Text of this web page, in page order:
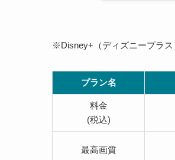
※Disney+（ディズニープラス
プラン名
料金
(税込)
最高画質